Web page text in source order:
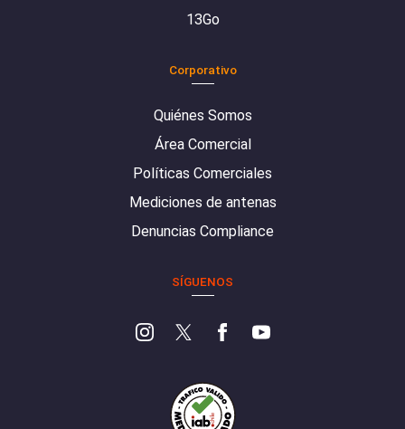
13Go
Corporativo
Quiénes Somos
Área Comercial
Políticas Comerciales
Mediciones de antenas
Denuncias Compliance
SÍGUENOS